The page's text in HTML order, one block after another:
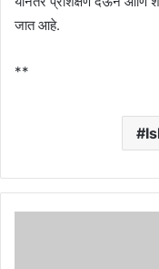
जात आहे.
**